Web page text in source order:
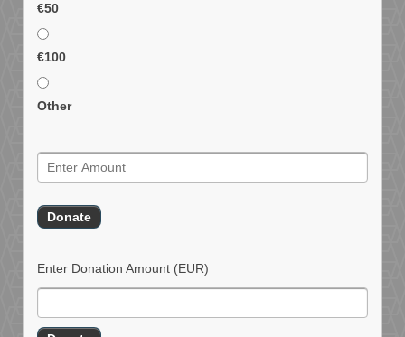
€50
€100
Other
Enter Donation Amount (EUR)